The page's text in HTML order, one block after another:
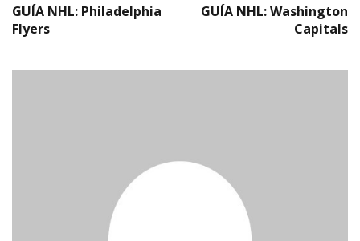
GUÍA NHL: Philadelphia
Flyers
GUÍA NHL: Washington
Capitals